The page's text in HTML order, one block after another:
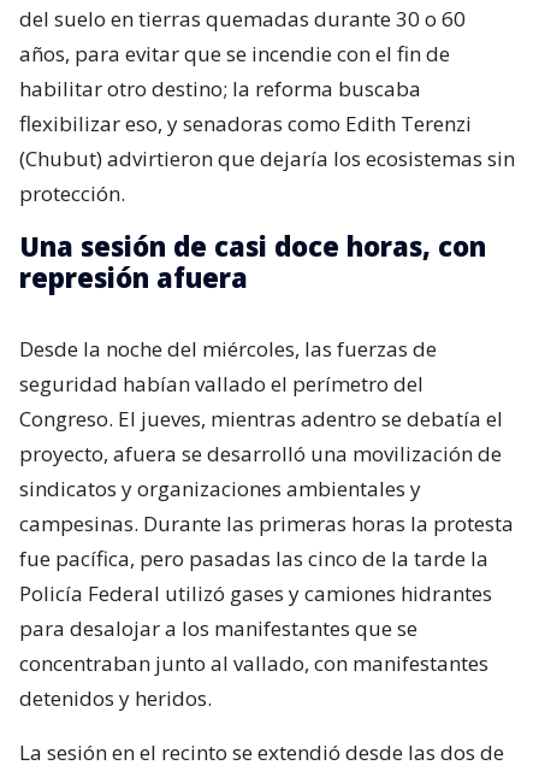
del suelo en tierras quemadas durante 30 o 60
años, para evitar que se incendie con el fin de
habilitar otro destino; la reforma buscaba
flexibilizar eso, y senadoras como Edith Terenzi
(Chubut) advirtieron que dejaría los ecosistemas sin
protección.
Una sesión de casi doce horas, con
represión afuera
Desde la noche del miércoles, las fuerzas de
seguridad habían vallado el perímetro del
Congreso. El jueves, mientras adentro se debatía el
proyecto, afuera se desarrolló una movilización de
sindicatos y organizaciones ambientales y
campesinas. Durante las primeras horas la protesta
fue pacífica, pero pasadas las cinco de la tarde la
Policía Federal utilizó gases y camiones hidrantes
para desalojar a los manifestantes que se
concentraban junto al vallado, con manifestantes
detenidos y heridos.
La sesión en el recinto se extendió desde las dos de